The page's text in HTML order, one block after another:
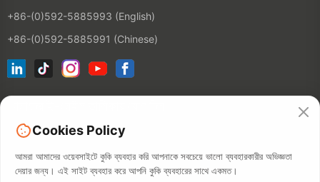
+86-(0)592-5885993 (English)
+86-(0)592-5885991 (Chinese)
Cookies Policy
আমরা আমাদের ওয়েবসাইটে কুকি ব্যবহার করি আপনাকে সবচেয়ে ভালো ব্যবহারকারীর অভিজ্ঞতা
দেয়ার জন্য। এই সাইট ব্যবহার করে আপনি কুকি ব্যবহারের সাথে একমত।